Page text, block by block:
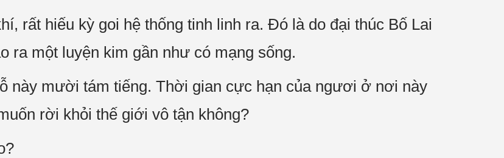
rất hiếu kỳ goi hệ thống tinh linh ra. Đó là do đại thúc Bố Lai
ra một luyện kim gần như có mạng sống.
này mười tám tiếng. Thời gian cực hạn của ngươi ở nơi này
rời khỏi thế giới vô tận không?